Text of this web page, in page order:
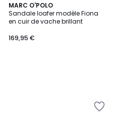
MARC O'POLO
Sandale loafer modèle Fiona
en cuir de vache brillant
169,95 €